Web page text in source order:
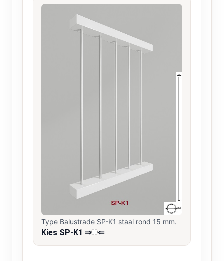
Type Balustrade SP-K1 staal rond 15 mm.
Kies SP-K1 ⇒ ⇐